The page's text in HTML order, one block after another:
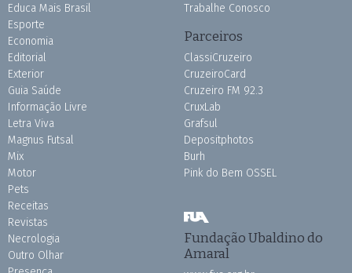
Educa Mais Brasil
Esporte
Economia
Editorial
Exterior
Guia Saúde
Informação Livre
Letra Viva
Magnus Futsal
Mix
Motor
Pets
Receitas
Revistas
Necrologia
Outro Olhar
Trabalhe Conosco
Parceiros
ClassiCruzeiro
CruzeiroCard
Cruzeiro FM 92.3
CruxLab
Grafsul
Depositphotos
Burh
Pink do Bem OSSEL
Fundação Ubaldino do
Amaral